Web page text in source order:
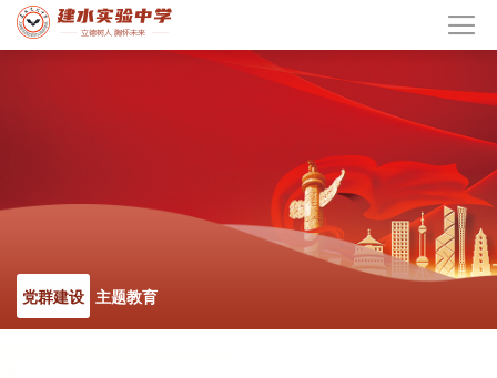
党群建设 主题教育